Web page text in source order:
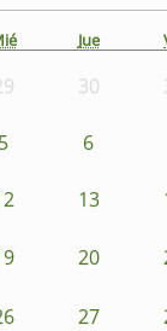
Jue
30
5 6
13
20
27